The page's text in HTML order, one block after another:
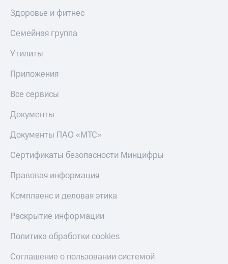
Здоровье и фитнес
Семейная группа
Утилиты
Приложения
Все сервисы
Документы
Документы ПАО «МТС»
Сертификаты безопасности Минцифры
Правовая информация
Комплаенс и деловая этика
Раскрытие информации
Политика обработки cookies
Соглашение о пользовании системой